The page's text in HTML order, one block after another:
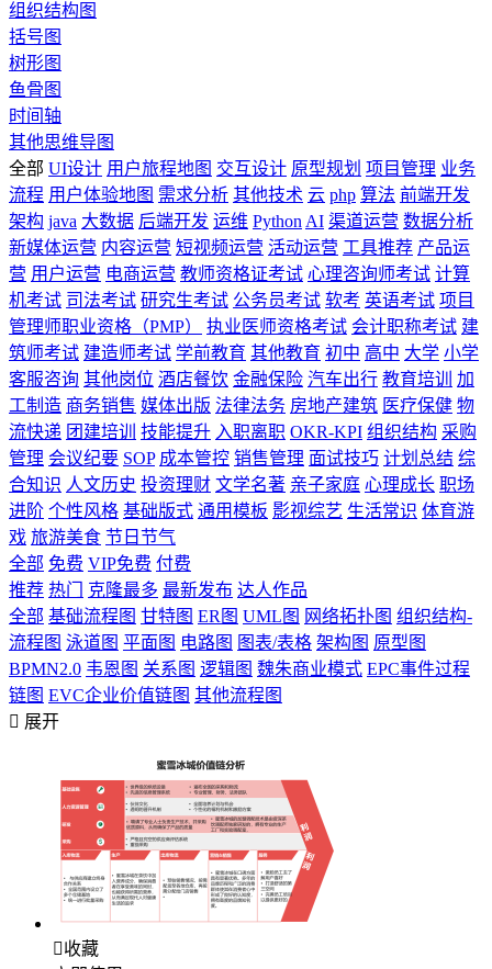
组织结构图
括号图
树形图
鱼骨图
时间轴
其他思维导图
全部 UI设计 用户旅程地图 交互设计 原型规划 项目管理 业务
流程 用户体验地图 需求分析 其他技术 云 php 算法 前端开发
架构 java 大数据 后端开发 运维 Python AI 渠道运营 数据分析
新媒体运营 内容运营 短视频运营 活动运营 工具推荐 产品运
营 用户运营 电商运营 教师资格证考试 心理咨询师考试 计算
机考试 司法考试 研究生考试 公务员考试 软考 英语考试 项目
管理师职业资格（PMP）
执业医师资格考试 会计职称考试 建
筑师考试 建造师考试 学前教育 其他教育 初中 高中 大学 小学
客服咨询 其他岗位 酒店餐饮 金融保险 汽车出行 教育培训
加
工制造 商务销售 媒体出版 法律法务 房地产建筑 医疗保健 物
流快递 团建培训 技能提升 入职离职 OKR-KPI 组织结构 采购
管理 会议纪要 SOP 成本管控 销售管理 面试技巧 计划总结 综
合知识 人文历史 投资理财 文学名著 亲子家庭 心理成长 职场
进阶 个性风格 基础版式 通用模板 影视综艺 生活常识 体育游
戏 旅游美食 节日节气
全部 免费 VIP免费 付费
推荐 热门 克隆最多 最新发布 达人作品
全部 基础流程图 甘特图 ER图 UML图 网络拓扑图 组织结构-
流程图 泳道图 平面图 电路图 图表/表格 架构图 原型图
BPMN2.0 韦恩图 关系图 逻辑图 魏朱商业模式 EPC事件过程
链图 EVC企业价值链图 其他流程图
 展开
收藏